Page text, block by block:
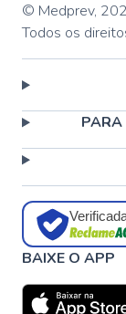
© Medprev,
Todos os
PARA
BAIXE O APP